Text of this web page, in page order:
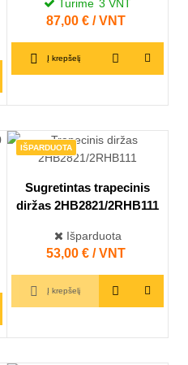
Turime 3 VNT
Kaina
87,00 € / VNT
Į krepšelį
IŠPARDUOTA
Sugretintas trapecinis
diržas 2HB2821/2RHB111
Išparduota
Kaina
53,00 € / VNT
Į krepšelį